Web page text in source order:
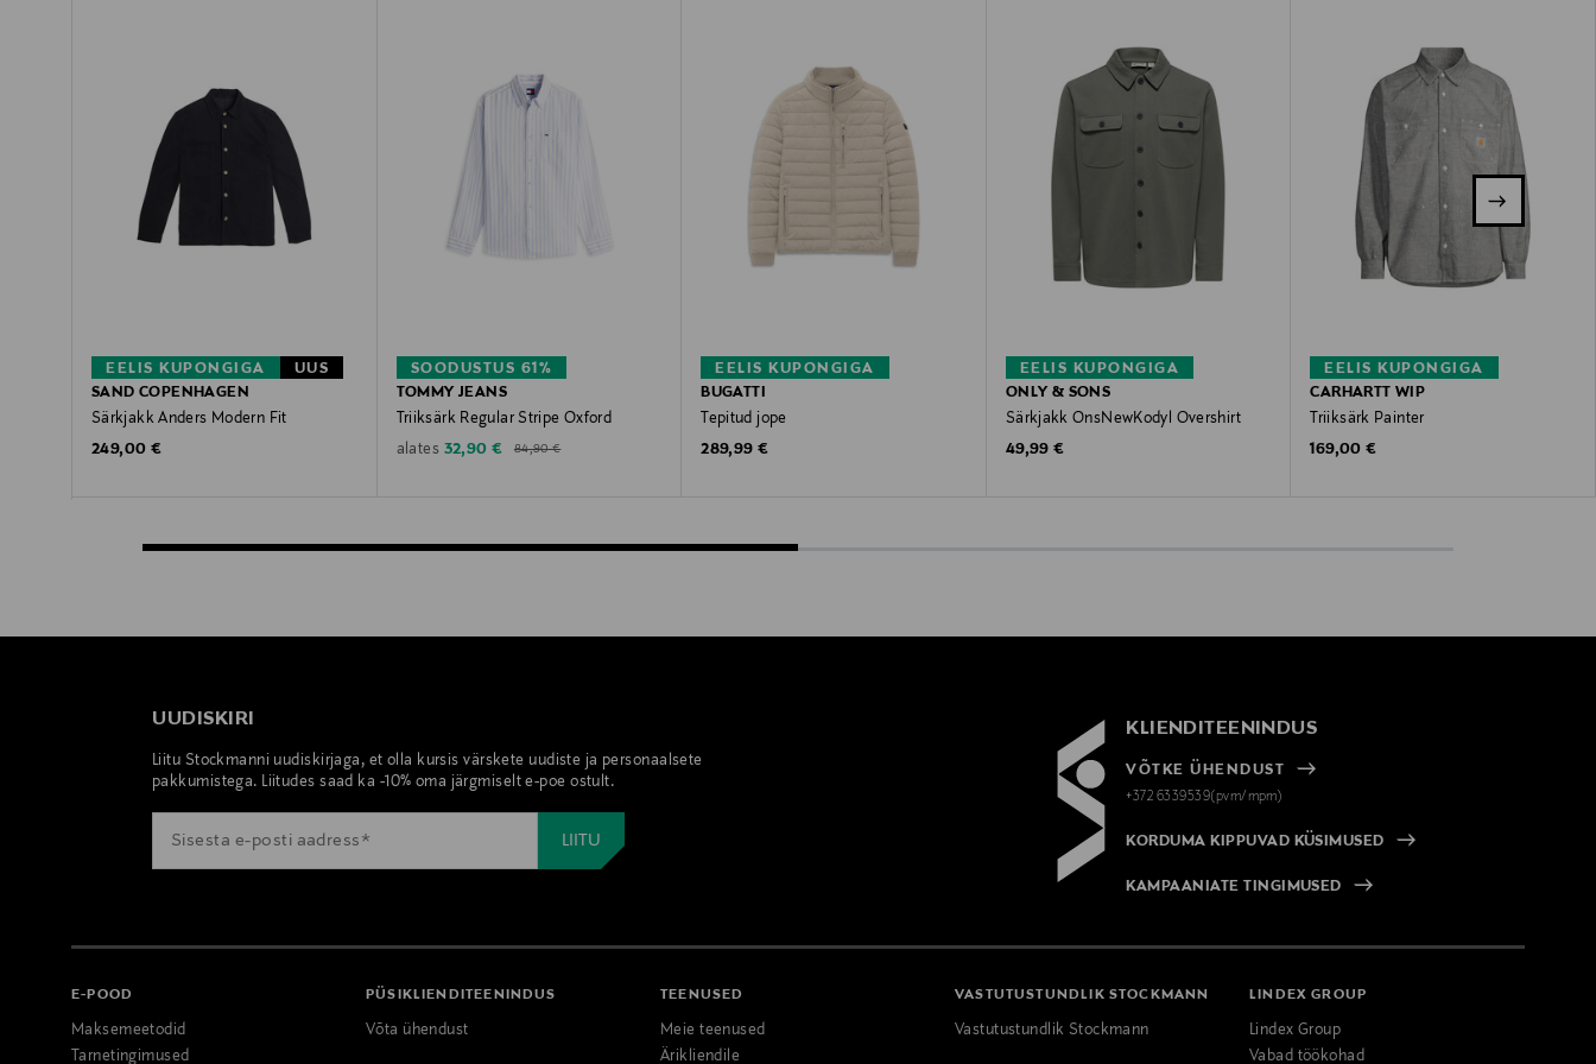
EELIS KUPONGIGA
UUS
SAND COPENHAGEN
Särkjakk Anders Modern Fit
Original Price
249,00 €
SOODUSTUS 61%
TOMMY JEANS
Triiksärk Regular Stripe Oxford
alates Discounted Price
32,90 € Original Price
84,90 €
EELIS KUPONGIGA
BUGATTI
Tepitud jope
Original Price
289,99 €
EELIS KUPONGIGA
ONLY & SONS
Särkjakk OnsNewKodyl Overshirt
Original Price
49,99 €
EELIS KUPONGIGA
CARHARTT WIP
Triiksärk Painter
Original Price
169,00 €
UUDISKIRI
Liitu Stockmanni uudiskirjaga, et olla kursis värskete uudiste ja personaalsete
pakkumistega. Liitudes saad ka -10% oma järgmiselt e-poe ostult.
KLIENDITEENINDUS
VÕTKE ÜHENDUST
+372 6339539(pvm/mpm)
KORDUMA KIPPUVAD KÜSIMUSED
KAMPAANIATE TINGIMUSED
E-POOD
Maksemeetodid
Tarnetingimused
PÜSIKLIENDITEENINDUS
Võta ühendust
TEENUSED
Meie teenused
Ärikliendile
VASTUTUSTUNDLIK STOCKMANN
Vastutustundlik Stockmann
LINDEX GROUP
Lindex Group
Vabad töökohad